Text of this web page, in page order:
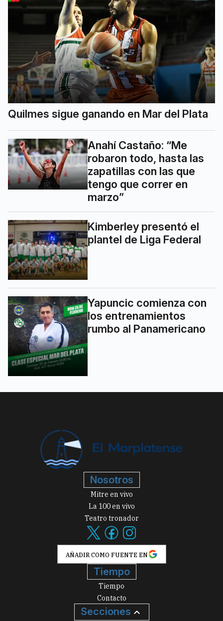
Quilmes sigue ganando en Mar del Plata
Anahí Castaño: “Me
robaron todo, hasta las
zapatillas con las que
tengo que correr en
marzo”
Kimberley presentó el
plantel de Liga Federal
Yapuncic comienza con
los entrenamientos
rumbo al Panamericano
Nosotros
Mitre en vivo
La 100 en vivo
Teatro tronador
AÑADIR COMO FUENTE EN
Tiempo
Tiempo
Contacto
Secciones